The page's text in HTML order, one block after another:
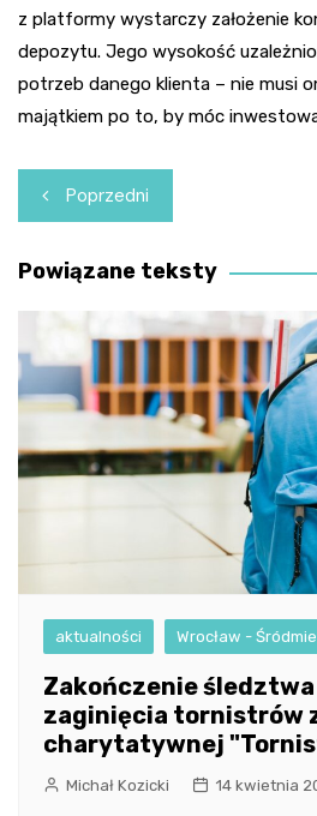
z platformy wystarczy założenie
depozytu. Jego wysokość
potrzeb danego klienta – nie musi
majątkiem po to, by móc
Nawigacja
wpisu
Poprzedni
Powiązane teksty
aktualności Wrocław -
Zakończenie
zaginięcia tornistrów
charytatywnej
Michał Kozicki 14 kwietnia